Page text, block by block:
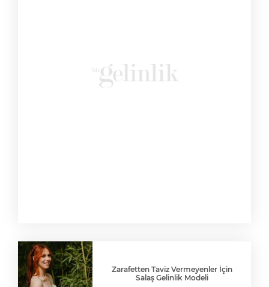
Zarafetten Taviz Vermeyenler İçin
Salaş Gelinlik Modeli